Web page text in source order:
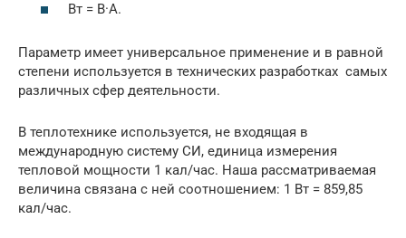
Вт = В·А.
Параметр имеет универсальное применение и в равной
степени используется в технических разработках самых
различных сфер деятельности.
В теплотехнике используется, не входящая в
международную систему СИ, единица измерения
тепловой мощности 1 кал/час. Наша рассматриваемая
величина связана с ней соотношением: 1 Вт = 859,85
кал/час.